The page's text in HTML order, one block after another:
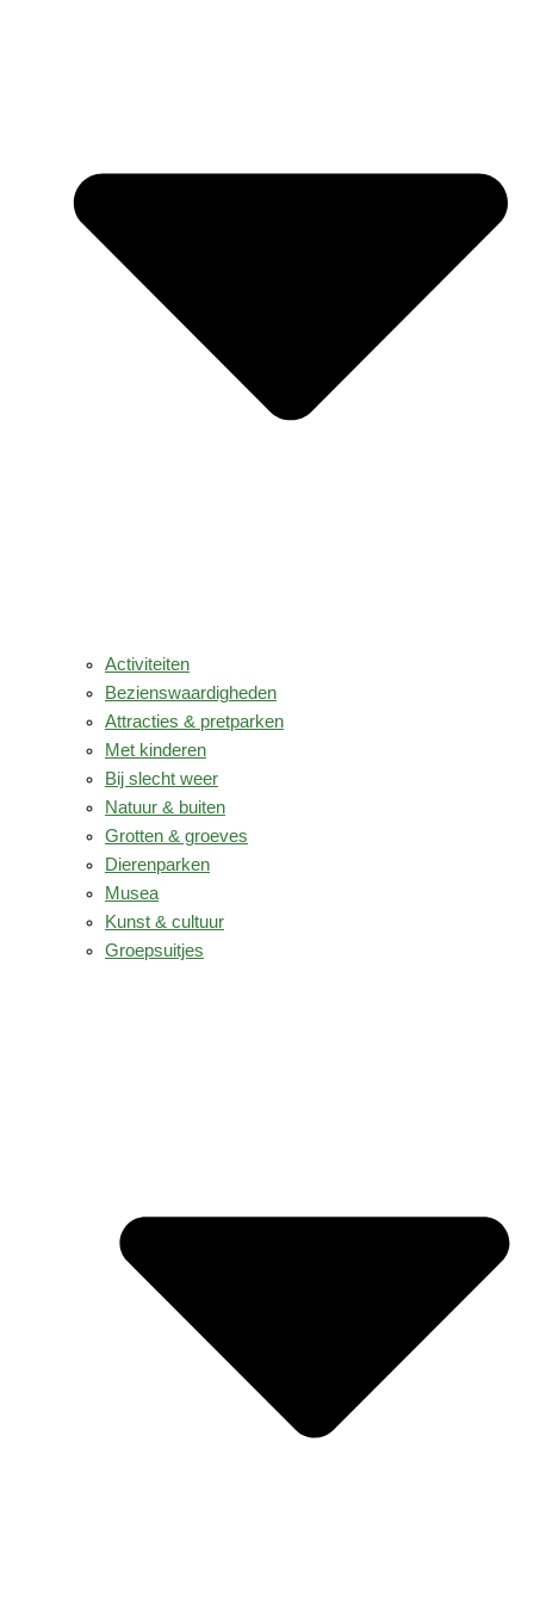
Activiteiten
Bezienswaardigheden
Attracties & pretparken
Met kinderen
Bij slecht weer
Natuur & buiten
Grotten & groeves
Dierenparken
Musea
Kunst & cultuur
Groepsuitjes